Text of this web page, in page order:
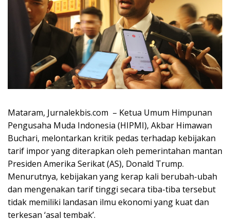
Mataram, Jurnalekbis.com – Ketua Umum Himpunan
Pengusaha Muda Indonesia (HIPMI), Akbar Himawan
Buchari, melontarkan kritik pedas terhadap kebijakan
tarif impor yang diterapkan oleh pemerintahan mantan
Presiden Amerika Serikat (AS), Donald Trump.
Menurutnya, kebijakan yang kerap kali berubah-ubah
dan mengenakan tarif tinggi secara tiba-tiba tersebut
tidak memiliki landasan ilmu ekonomi yang kuat dan
terkesan ‘asal tembak’.